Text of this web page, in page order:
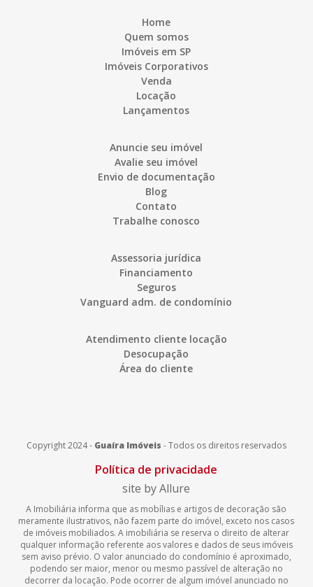
Home
Quem somos
Imóveis em SP
Imóveis Corporativos
Venda
Locação
Lançamentos
Anuncie seu imóvel
Avalie seu imóvel
Envio de documentação
Blog
Contato
Trabalhe conosco
Assessoria jurídica
Financiamento
Seguros
Vanguard adm. de condomínio
Atendimento cliente locação
Desocupação
Área do cliente
Copyright 2024 - Guaíra Imóveis -Todos os direitos reservados
Política de privacidade
site by Allure
A Imobiliária informa que as mobílias e artigos de decoração são
meramente ilustrativos, não fazem parte do imóvel, exceto nos casos
de imóveis mobiliados. A imobiliária se reserva o direito de alterar
qualquer informação referente aos valores e dados de seus imóveis
sem aviso prévio. O valor anunciado do condomínio é aproximado,
podendo ser maior, menor ou mesmo passível de alteração no
decorrer da locação. Pode ocorrer de algum imóvel anunciado no